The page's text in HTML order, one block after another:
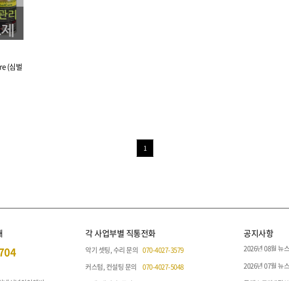
(심벌
1
각 사업부별 직통전화
악기 셋팅, 수리 문의 070-4027-3579
커스텀, 컨설팅 문의
070-4027-5048
공지사항
2026년 08월 뉴
2026년 07월 뉴